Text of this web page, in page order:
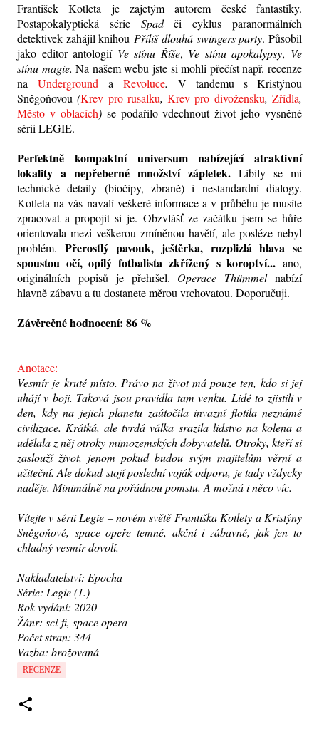
František Kotleta je zajetým autorem české fantastiky.
Postapokalyptická série Spadči cyklus paranormálních
detektivek zahájil knihou Příliš dlouhá swingers party. Působil
jako editor antologií Ve stínu Říše, Ve stínu apokalypsy, Ve
stínu magie.Na našem webu jste si mohli přečíst např. recenze
na
Underground a Revoluce. V tandemu s Kristýnou
Sněgoňovou(Krev pro rusalku,Krev pro divožensku,Zřídla,
Město v oblacích) se podařilo vdechnout život jeho vysněné
sérii LEGIE.
Perfektně kompaktní universum nabízející atraktivní
lokality a nepřeberné množství zápletek. Líbily se mi
technické detaily (biočipy, zbraně) i nestandardní dialogy.
Kotleta na vás navalí veškeré informace a v průběhu je musíte
zpracovat a propojit si je. Obzvlášť ze začátku jsem se hůře
orientovala mezi veškerou zmíněnou havětí, ale posléze nebyl
problém. Přerostlý pavouk, ještěrka, rozplizlá hlava se
spoustou očí, opilý fotbalista zkřížený s koroptví... ano,
originálních popisů je přehršel. Operace Thümmelnabízí
hlavně zábavu a tu dostanete měrou vrchovatou. Doporučuji.
Závěrečné hodnocení: 86 %
Anotace:
Vesmír je kruté místo. Právo na život má pouze ten, kdo si jej
uhájí v boji. Taková jsou pravidla tam venku. Lidé to zjistili v
den, kdy na jejich planetu zaútočila invazní flotila neznámé
civilizace. Krátká, ale tvrdá válka srazila lidstvo na kolena a
udělala z něj otroky mimozemských dobyvatelů. Otroky, kteří si
zaslouží život, jenom pokud budou svým majitelům věrní a
užiteční. Ale dokud stojí poslední voják odporu, je tady vždycky
naděje. Minimálně na pořádnou pomstu. A možná i něco víc.
Vítejte v sérii Legie – novém světě Františka Kotlety a Kristýny
Sněgoňové, space opeře temné, akční i zábavné, jak jen to
chladný vesmír dovolí.
Nakladatelství: Epocha
Série: Legie (1.)
Rok vydání: 2020
Žánr: sci-fi, space opera
Počet stran: 344
Vazba: brožovaná
RECENZE